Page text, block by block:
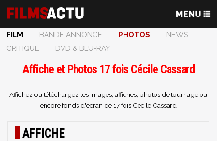
FILM BANDE ANNONCE PHOTOS
NEWS
CRITIQUE
DVD & BLU-RAY
Affiche et Photos 17 fois Cécile Cassard
Affichez ou téléchargez les images, affiches, photos de tournage ou
encore fonds d'ecran de 17 fois Cécile Cassard
AFFICHE